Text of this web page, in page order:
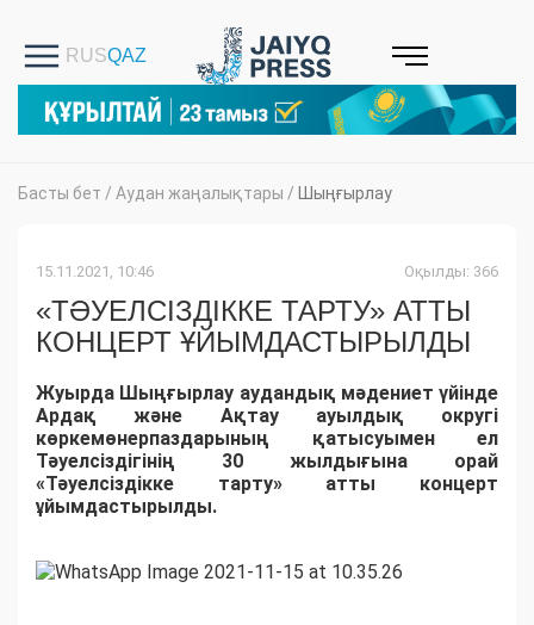
Басты бет / Аудан жаңалықтары / Шыңғырлау
15.11.2021, 10:46 Оқылды: 366
«ТӘУЕЛСІЗДІККЕ ТАРТУ» АТТЫ
КОНЦЕРТ ҰЙЫМДАСТЫРЫЛДЫ
Жуырда Шыңғырлау аудандық мәдениет үйінде
Ардақ және Ақтау ауылдық округі
көркемөнерпаздарының қатысуымен ел
Тәуелсіздігінің 30 жылдығына орай
«Тәуелсіздікке тарту» атты концерт
ұйымдастырылды.